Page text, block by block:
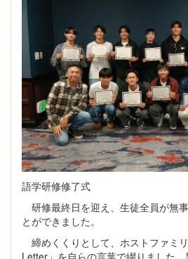
語学研修修了式
研修最終日を迎え、生徒全員が無
とができました。
締めくくりとして、ホストファミ
Letter」を自らの言葉で綴りました